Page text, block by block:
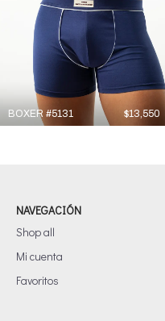
BOXER #5131 $13,550
NAVEGACIÓN
Shop all
Mi cuenta
Favoritos